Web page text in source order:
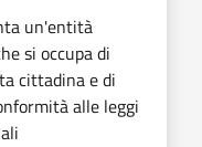
un'entità
si occupa di
cittadina e di
alle leggi